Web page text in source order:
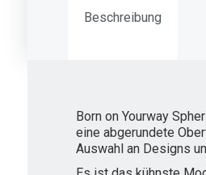
Beschreibung
Born on Yourway
eine abgerundete
Auswahl an Designs